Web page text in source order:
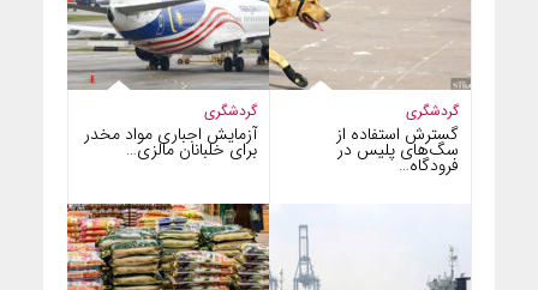
گردشگری
آزمایش اجباری مواد مخدر
برای خلبانان مالزی…
گردشگری
گسترش استفاده از
سگ‌های پلیس در
فرودگاه…